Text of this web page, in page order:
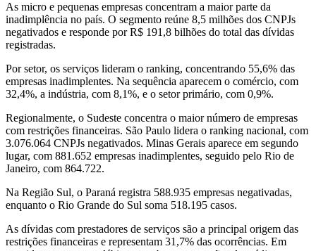
As micro e pequenas empresas concentram a maior parte da
inadimplência no país. O segmento reúne 8,5 milhões dos CNPJs
negativados e responde por R$ 191,8 bilhões do total das dívidas
registradas.
Por setor, os serviços lideram o ranking, concentrando 55,6% das
empresas inadimplentes. Na sequência aparecem o comércio, com
32,4%, a indústria, com 8,1%, e o setor primário, com 0,9%.
Regionalmente, o Sudeste concentra o maior número de empresas
com restrições financeiras. São Paulo lidera o ranking nacional, com
3.076.064 CNPJs negativados. Minas Gerais aparece em segundo
lugar, com 881.652 empresas inadimplentes, seguido pelo Rio de
Janeiro, com 864.722.
Na Região Sul, o Paraná registra 588.935 empresas negativadas,
enquanto o Rio Grande do Sul soma 518.195 casos.
As dívidas com prestadores de serviços são a principal origem das
restrições financeiras e representam 31,7% das ocorrências. Em